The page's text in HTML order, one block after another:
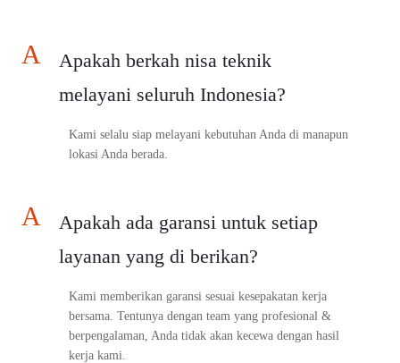
A
Apakah berkah nisa teknik
melayani seluruh Indonesia?
Kami selalu siap melayani kebutuhan Anda di manapun
lokasi Anda berada.
A
Apakah ada garansi untuk setiap
layanan yang di berikan?
Kami memberikan garansi sesuai kesepakatan kerja
bersama. Tentunya dengan team yang profesional &
berpengalaman, Anda tidak akan kecewa dengan hasil
kerja kami.